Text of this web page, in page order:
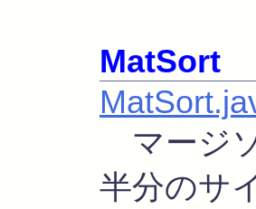
MatSort
マージ
半分のサ